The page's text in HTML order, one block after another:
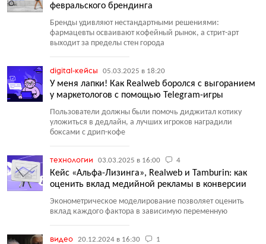
февральского брендинга
Бренды удивляют нестандартными решениями:
фармацевты осваивают кофейный рынок, а стрит-арт
выходит за пределы стен города
digital-кейсы 05.03.2025 в 18:20
У меня лапки! Как Realweb боролся с выгоранием
у маркетологов с помощью Telegram-игры
Пользователи должны были помочь диджитал котику
уложиться в дедлайн, а лучших игроков наградили
боксами с дрип-кофе
технологии 03.03.2025 в 16:00 4
Кейс «Альфа-Лизинга», Realweb и Tamburin: как
оценить вклад медийной рекламы в конверсии
Эконометрическое моделирование позволяет оценить
вклад каждого фактора в зависимую переменную
видео 20.12.2024 в 16:30 1